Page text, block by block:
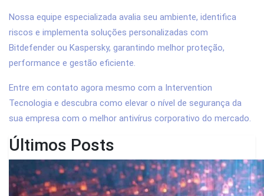
Nossa equipe especializada avalia seu ambiente, identifica
riscos e implementa soluções personalizadas com
Bitdefender ou Kaspersky, garantindo melhor proteção,
performance e gestão eficiente.
Entre em contato agora mesmo com a Intervention
Tecnologia e descubra como elevar o nível de segurança da
sua empresa com o melhor antivírus corporativo do mercado.
Últimos Posts